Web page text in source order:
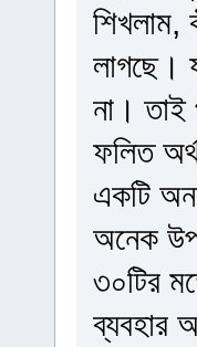
শিখলাম,
লাগছে।
না। তাই
ফলিত
একটি
অনেক
৩০টির
ব্যবহার